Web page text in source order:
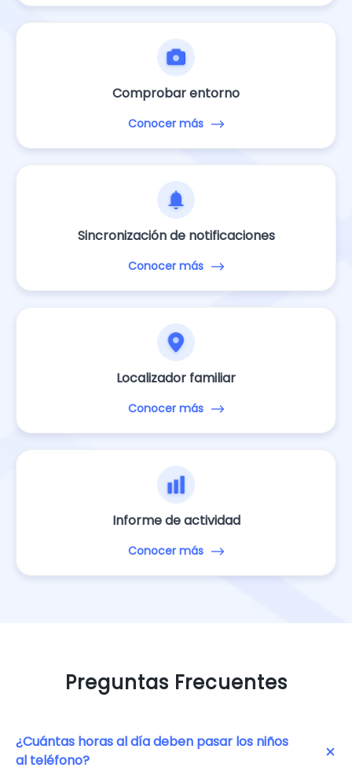
Comprobar entorno
Conocer más
Sincronización de notificaciones
Conocer más
Localizador familiar
Conocer más
Informe de actividad
Conocer más
Preguntas Frecuentes
¿Cuántas horas al día deben pasar los niños
al teléfono?